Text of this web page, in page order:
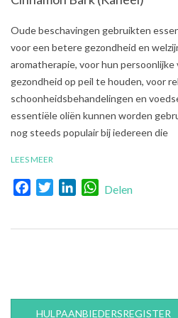
2021-
07-
05
Oude beschavingen gebruikten
voor een betere gezondheid en
aromatherapie, voor hun persoonlijke
gezondheid op peil te houden, voor
schoonheidsbehandelingen en
essentiële oliën kunnen worden
nog steeds populair bij iedereen die
LEES MEER
FacebookTwitterLinkedInWhatsApp
Delen
HULPAANBIEDERSREGISTER